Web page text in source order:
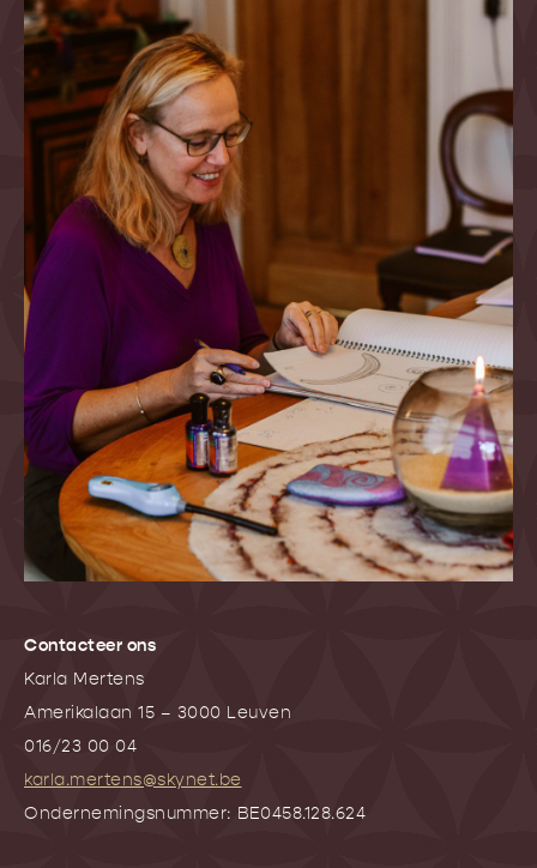
Contacteer ons
Karla Mertens
Amerikalaan 15 – 3000 Leuven
016/23 00 04
karla.mertens@skynet.be
Ondernemingsnummer: BE0458.128.624